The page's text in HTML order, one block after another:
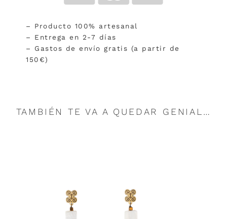
– Producto 100% artesanal
– Entrega en 2-7 días
– Gastos de envío gratis (a partir de
150€)
TAMBIÉN TE VA A QUEDAR GENIAL…